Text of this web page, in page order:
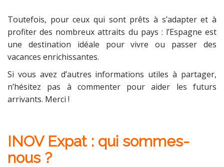
Toutefois, pour ceux qui sont prêts à s’adapter et à
profiter des nombreux attraits du pays : l’Espagne est
une destination idéale pour vivre ou passer des
vacances enrichissantes.
Si vous avez d’autres informations utiles à partager,
n’hésitez pas à commenter pour aider les futurs
arrivants. Merci !
INOV Expat : qui sommes-
nous ?